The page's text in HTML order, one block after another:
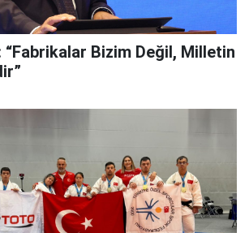
“Fabrikalar Bizim Değil, Milletin